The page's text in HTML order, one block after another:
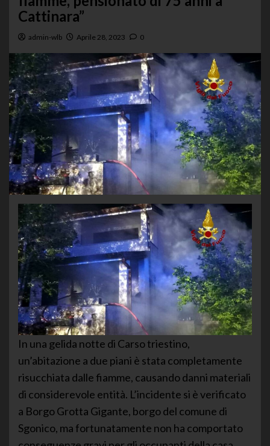
Cattinara”
admin-wlb Aprile 28, 2023 0
In una gelida notte di Carso triestino,
un’abitazione a due piani è stata completamente
risucchiata dalle fiamme, causando danni materiali
di considerevole entità. L’incidente si è verificato
a Borgo Grotta Gigante, borgo del comune di
Sgonico, ma fortunatamente non ha comportato